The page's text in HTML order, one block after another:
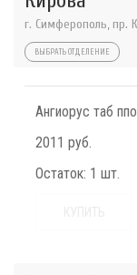
г. Симферополь, пр.
ВЫБРАТЬ ОТДЕЛЕНИЕ
Ангиорус таб
2011 руб.
Остаток: 1 шт.